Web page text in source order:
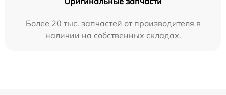
Более 20 тыс. запчастей от производителя в
наличии на собственных складах.